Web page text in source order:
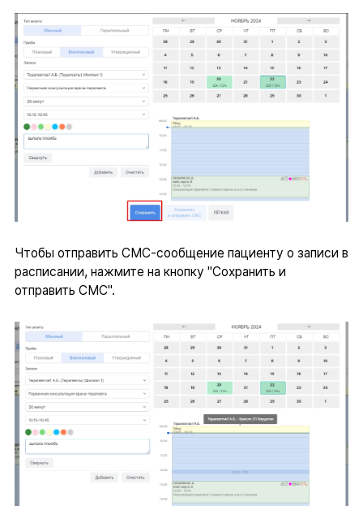
Чтобы отправить СМС-сообщение пациенту о записи в
расписании, нажмите на кнопку "Сохранить и
отправить СМС".